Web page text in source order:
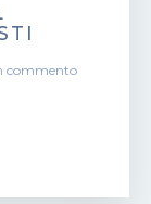
commento